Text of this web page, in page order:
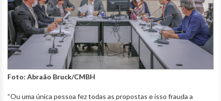
Foto: Abraão Bruck/CMBH
“Ou uma única pessoa fez todas as propostas e isso frauda a